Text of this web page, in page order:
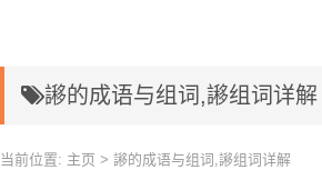
謻的成语与组词,謻组词详解
当前位置: 主页 > 謻的成语与组词,謻组词详解